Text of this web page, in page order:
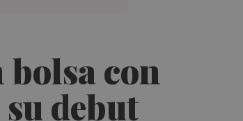
con
debut